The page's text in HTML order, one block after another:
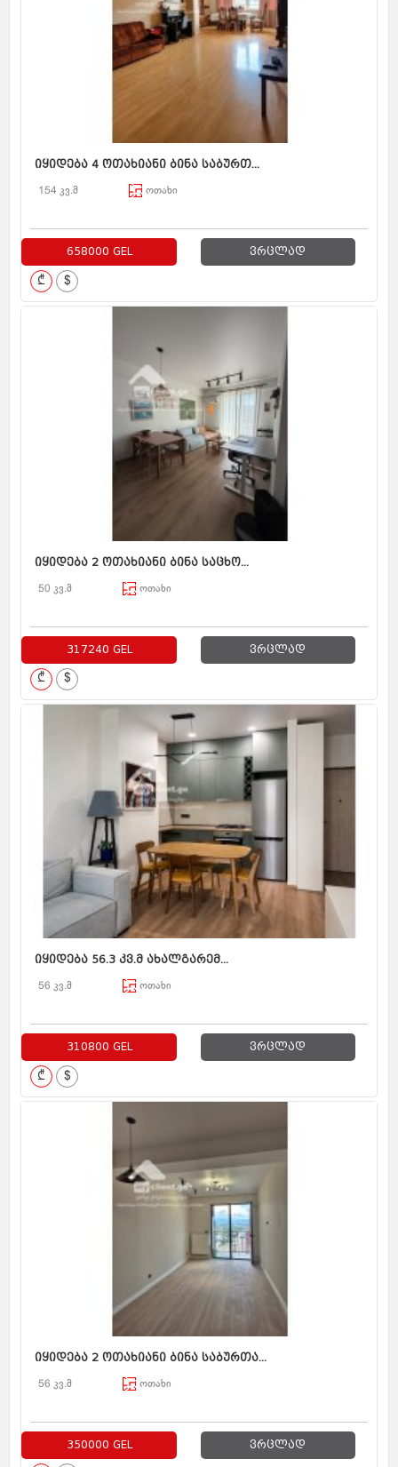
იყიდება 4 ოთახიანი ბინა საბურთ...
154 კვ.მ ოთახი
658000 GEL ვრცლად
₾ $
იყიდება 2 ოთახიანი ბინა საცხო...
50 კვ.მ ოთახი
317240 GEL ვრცლად
₾ $
იყიდება 56.3 კვ.მ ახალგარემ...
56 კვ.მ ოთახი
310800 GEL ვრცლად
₾ $
იყიდება 2 ოთახიანი ბინა საბურთა...
56 კვ.მ ოთახი
350000 GEL ვრცლად